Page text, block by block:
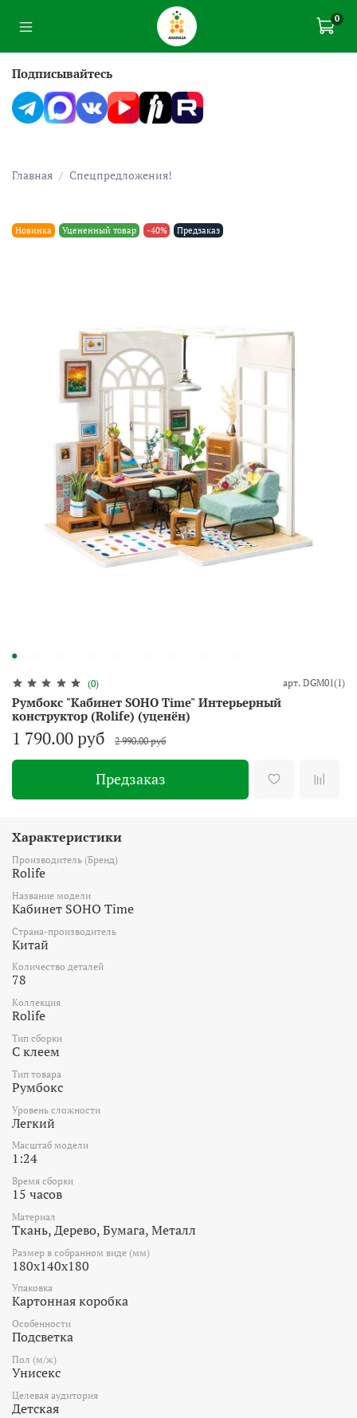
0
Главная Спецпредложения!
Новинка Уцененный товар -40% Предзаказ
(0) арт. DGM01(1)
Румбокс "Кабинет SOHO Time" Интерьерный
конструктор (Rolife) (уценён)
1 790.00 руб 2 990.00 руб
Предзаказ
Характеристики
Производитель (Бренд)
Rolife
Название модели
Кабинет SOHO Time
Страна-производитель
Китай
Количество деталей
78
Коллекция
Rolife
Тип сборки
С клеем
Тип товара
Румбокс
Уровень сложности
Легкий
Масштаб модели
1:24
Время сборки
15 часов
Материал
Ткань, Дерево, Бумага, Металл
Размер в собранном виде (мм)
180x140x180
Упаковка
Картонная коробка
Особенности
Подсветка
Пол (м/ж)
Унисекс
Целевая аудитория
Детская
Подписывайтесь